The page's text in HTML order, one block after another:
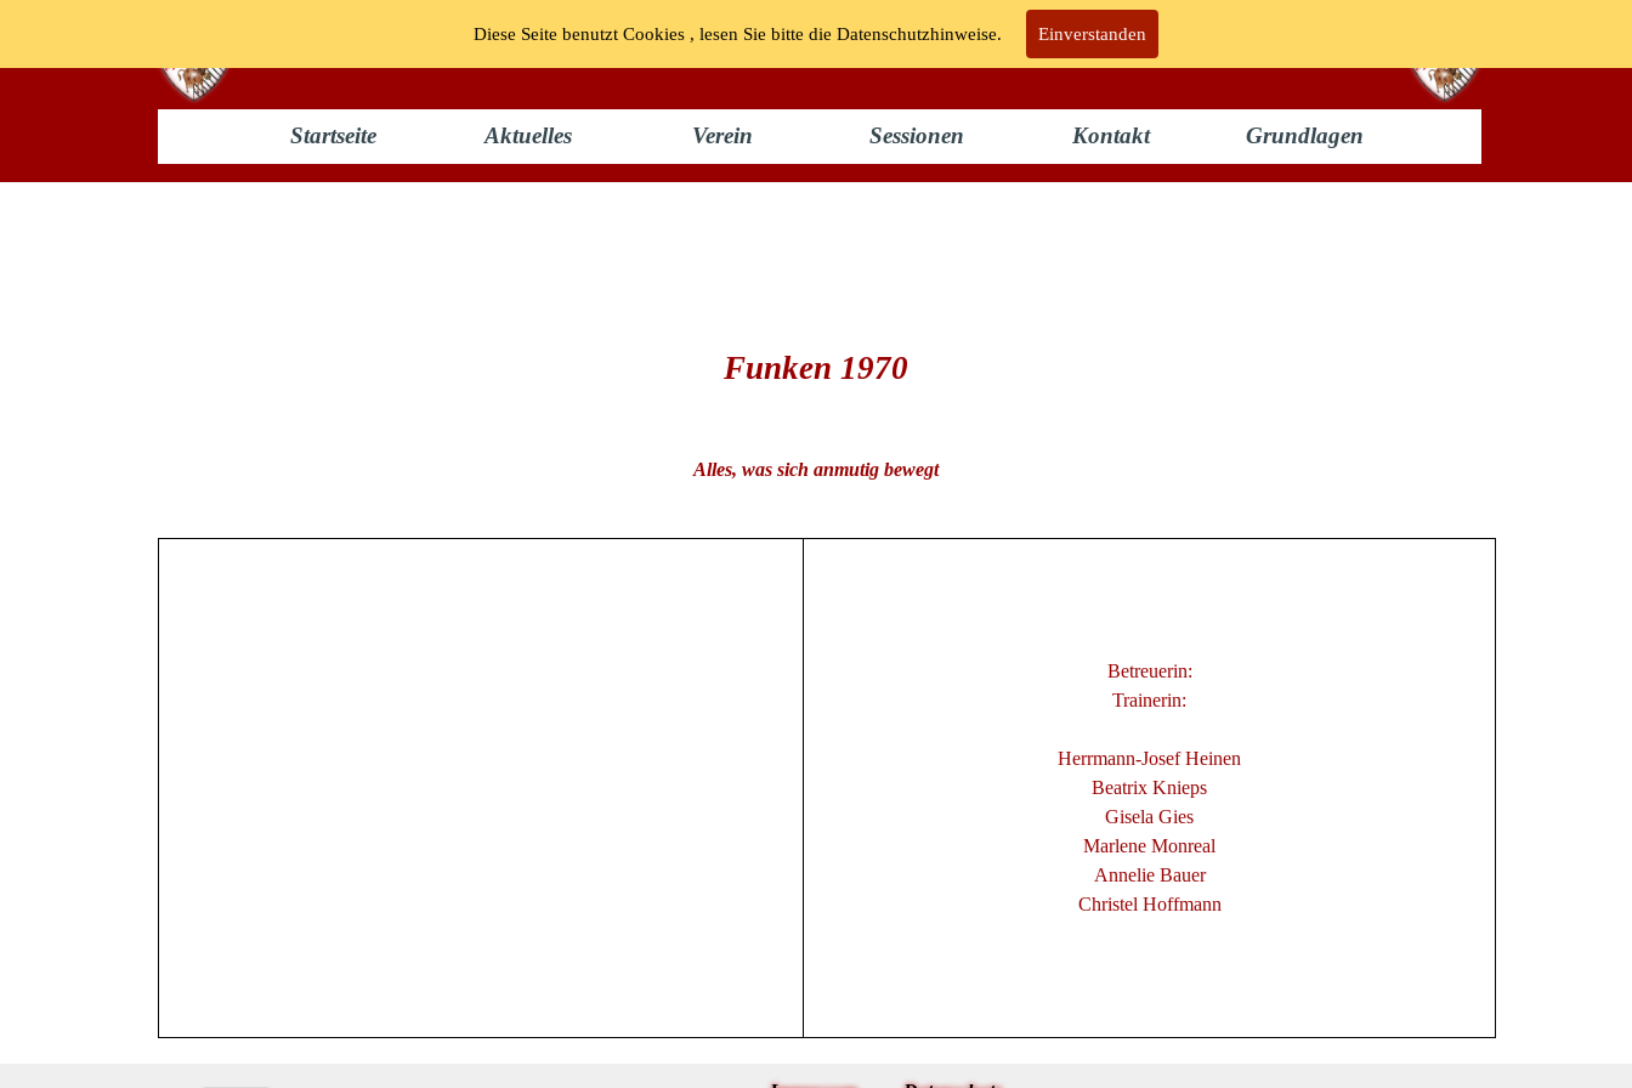
Diese Seite benutzt Cookies , lesen Sie bitte die Datenschutzhinweise. Einverstanden
Startseite Aktuelles Verein Sessionen Kontakt Grundlagen
KG "Bunte Kuh" Walporzheim e.V.
Funken 1970
Alles, was sich anmutig bewegt
Betreuerin:
Trainerin:
Herrmann-Josef Heinen
Beatrix Knieps
Gisela Gies
Marlene Monreal
Annelie Bauer
Christel Hoffmann